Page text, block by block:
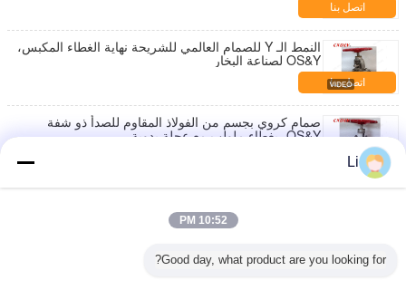
اتصل بنا
النمط الـ Y للصمام العالمي للشريحة نهاية الغطاء المكبس،
OS&Y لصناعة البخار
اتصل بنا
صمام كروي بجسم من الفولاذ المقاوم للصدأ ذو شفة
OS&Y، بغطاء ملولب مع عجلة يدوية
اتصل بنا
صمام الكرة الأرضية ذو الاتصال بالشريط للدفاع البحري
Li
10:52 PM
Good day, what product are you looking for?